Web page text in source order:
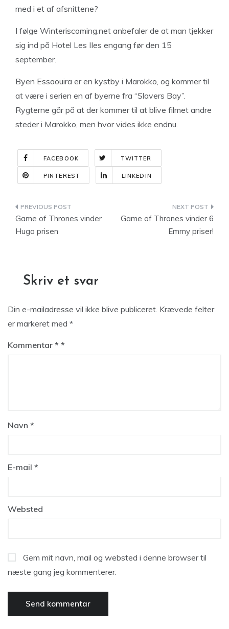
med i et af afsnittene?
I følge Winteriscoming.net anbefaler de at man tjekker
sig ind på Hotel Les IIes engang før den 15
september.
Byen Essaouira er en kystby i Marokko, og kommer til
at være i serien en af byerne fra “Slavers Bay”.
Rygterne går på at der kommer til at blive filmet andre
steder i Marokko, men hvor vides ikke endnu.
FACEBOOK TWITTER
PINTEREST LINKEDIN
Indlægsnavigation
Game of Thrones vinder
Hugo prisen
Game of Thrones vinder 6
Emmy priser!
Skriv et svar
Din e-mailadresse vil ikke blive publiceret. Krævede felter
er markeret med *
Kommentar *
Navn *
E-mail *
Websted
Gem mit navn, mail og websted i denne browser til
næste gang jeg kommenterer.